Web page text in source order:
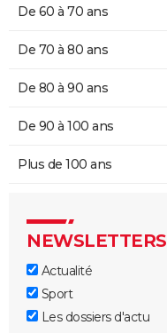
De 60 à 70 ans
De 70 à 80 ans
De 80 à 90 ans
De 90 à 100 ans
Plus de 100 ans
NEWSLETTERS
Actualité
Sport
Les dossiers d'actu